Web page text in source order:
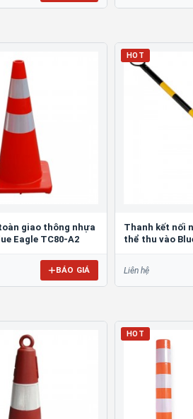
giao thông nhựa
Eagle TC80-A2
BÁO GIÁ
HOT
Thanh kết nối
thể thu vào
Liên hệ
HOT